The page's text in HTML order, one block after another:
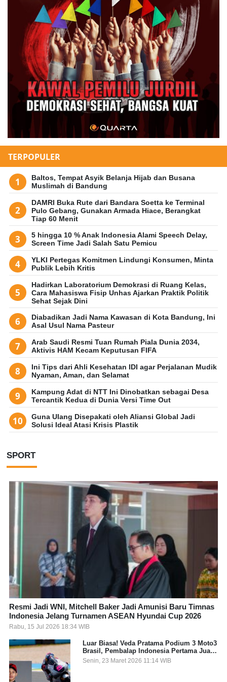
TERPOPULER
Baltos, Tempat Asyik Belanja Hijab dan Busana
Muslimah di Bandung
DAMRI Buka Rute dari Bandara Soetta ke Terminal
Pulo Gebang, Gunakan Armada Hiace, Berangkat
Tiap 60 Menit
5 hingga 10 % Anak Indonesia Alami Speech Delay,
Screen Time Jadi Salah Satu Pemicu
YLKI Pertegas Komitmen Lindungi Konsumen, Minta
Publik Lebih Kritis
Hadirkan Laboratorium Demokrasi di Ruang Kelas,
Cara Mahasiswa Fisip Unhas Ajarkan Praktik Politik
Sehat Sejak Dini
Diabadikan Jadi Nama Kawasan di Kota Bandung, Ini
Asal Usul Nama Pasteur
Arab Saudi Resmi Tuan Rumah Piala Dunia 2034,
Aktivis HAM Kecam Keputusan FIFA
Ini Tips dari Ahli Kesehatan IDI agar Perjalanan Mudik
Nyaman, Aman, dan Selamat
Kampung Adat di NTT Ini Dinobatkan sebagai Desa
Tercantik Kedua di Dunia Versi Time Out
Guna Ulang Disepakati oleh Aliansi Global Jadi
Solusi Ideal Atasi Krisis Plastik
SPORT
Resmi Jadi WNI, Mitchell Baker Jadi Amunisi Baru Timnas
Indonesia Jelang Turnamen ASEAN Hyundai Cup 2026
Rabu, 15 Jul 2026 18:34 WIB
Luar Biasa! Veda Pratama Podium 3 Moto3
Brasil, Pembalap Indonesia Pertama Juara
Grand Prix
Senin, 23 Maret 2026 11:14 WIB